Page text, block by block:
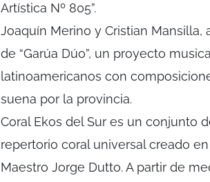
Artística Nº 805”.
Joaquín Merino y Cristian
de “Garúa Dúo”, un proyecto
latinoamericanos con
suena por la provincia.
Coral Ekos del Sur es un conjunto
repertorio coral universal creado
Maestro Jorge Dutto. A partir de